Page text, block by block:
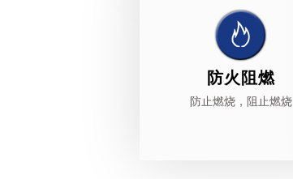
防火阻燃
防止燃烧，阻止燃烧